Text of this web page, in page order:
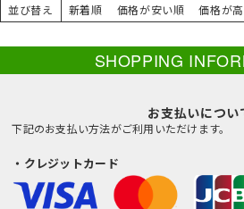
並び替え 新着順 価格が安い順 価格が
SHOPPING
お支払いについ
下記のお支払い方法がご利用いただけます。
・クレジットカード